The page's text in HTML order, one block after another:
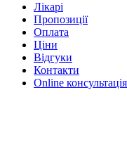
Лікарі
Пропозиції
Оплата
Ціни
Відгуки
Контакти
Online консультація